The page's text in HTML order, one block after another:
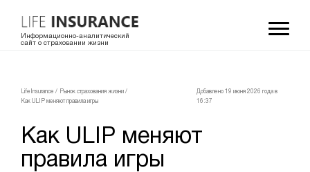
Информационно-аналитический
сайт о страховании жизни
LifeInsurance / Рынок страхования жизни /
Как ULIP меняют правила игры
Добавлено 19 июня 2026 года в
16:37
Как ULIP меняют
правила игры